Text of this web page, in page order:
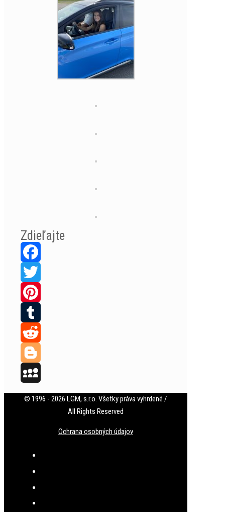
Zdieľajte
Facebook
Twitter
Pinterest
Tumblr
Reddit
Blogger
MySpace
© 1996 - 2026 LGM, s.r.o. Všetky práva vyhrdené /
All Rights Reserved
Ochrana osobných údajov